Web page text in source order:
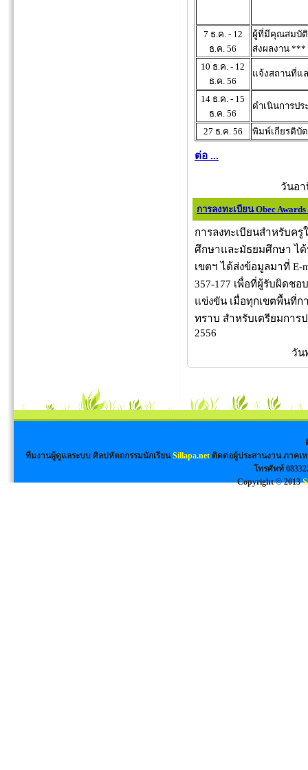
7 ธ.ค. - 12
ธ.ค. 56
ผู้ที่มีคุณสมบัติ
ส่งผลงาน ***
10 ธ.ค. - 12
ธ.ค. 56
แจ้งสถานที่แ
14 ธ.ค. - 15
ธ.ค. 56
ดำเนินการปร
27 ธ.ค. 56 พิมพ์เกียรติบั
ต่อ ...
วันอา
การลงทะเบียน Obec
การลงทะเบียนสำหรับครู
ศึกษาและมัธยมศึกษา ได้
เขตฯ ได้ส่งข้อมูลมาที่ E-
357-177 เพื่อที่ผู้รับผิดชอ
แข่งขัน เมื่อทุกเขตพื้นที่ก
ทราบ สำหรับเตรียมการ
2556
วัน
ทีมงานผู้ดูแลระบบ ศิลปหัตถกรรมนักเรียนSillapa.net ติดต่อผู้ประสานงาน ภาคเ
โทรศัพท์
Copyright © 2013